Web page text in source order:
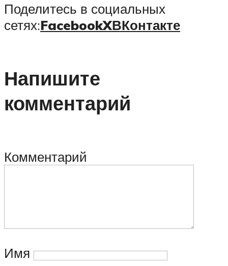
Поделитесь в социальных
сетях:FacebookXВКонтакте
Напишите
комментарий
Комментарий
Имя